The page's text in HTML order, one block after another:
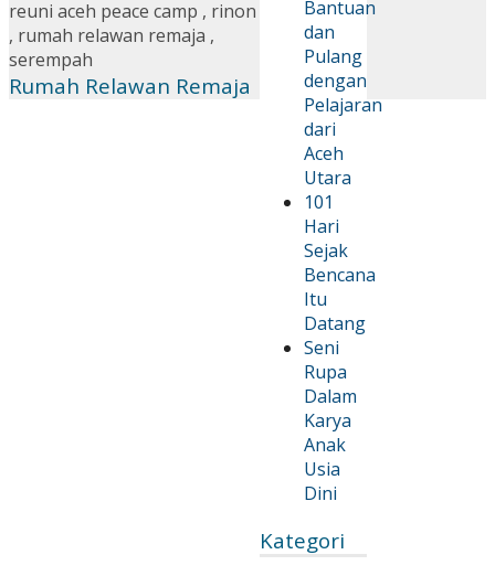
Bantuan
dan
Pulang
dengan
Pelajaran
dari
Aceh
Utara
101
Hari
Sejak
Bencana
Itu
Datang
Seni
Rupa
Dalam
Karya
Anak
Usia
Dini
Kategori
reuni aceh peace camp , rinon
, rumah relawan remaja ,
serempah
Rumah Relawan Remaja